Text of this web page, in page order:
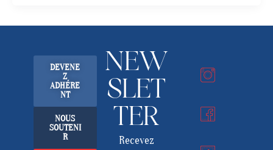
DEVENE
Z
ADHÉRE
NT
NOUS
SOUTENI
R
NEW
SLET
TER
Recevez